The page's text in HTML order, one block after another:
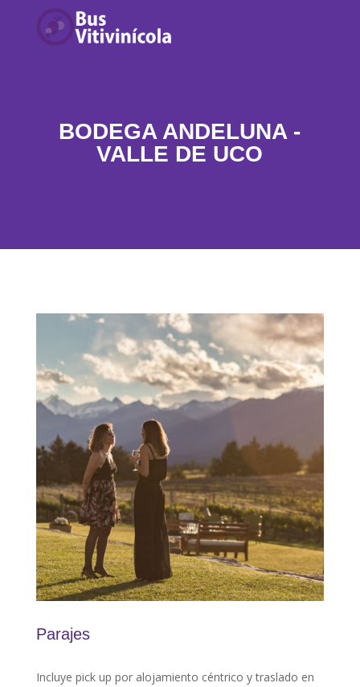
BODEGA ANDELUNA -
VALLE DE UCO
Parajes
Incluye pick up por alojamiento céntrico y traslado en